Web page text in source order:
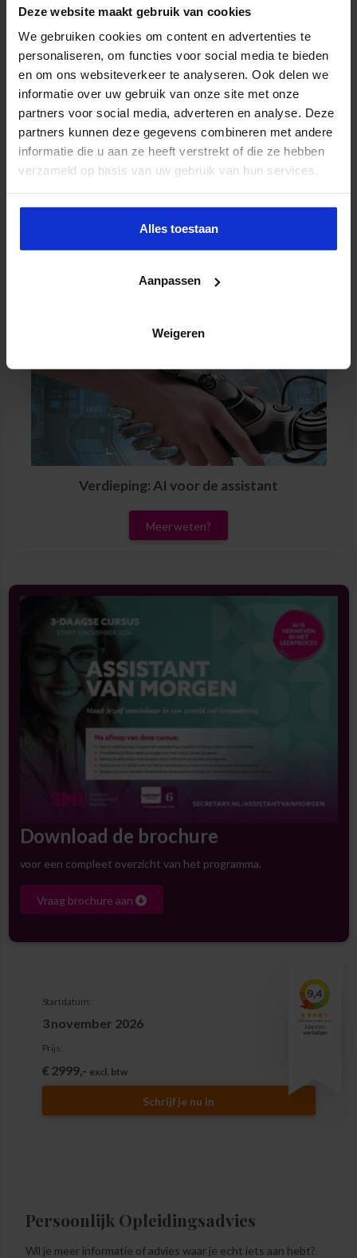
Deze website maakt gebruik van cookies
We gebruiken cookies om content en advertenties te
personaliseren, om functies voor social media te bieden
en om ons websiteverkeer te analyseren. Ook delen we
informatie over uw gebruik van onze site met onze
partners voor social media, adverteren en analyse. Deze
partners kunnen deze gegevens combineren met andere
informatie die u aan ze heeft verstrekt of die ze hebben
verzameld op basis van uw gebruik van hun services.
Alles toestaan
Aanpassen
Weigeren
AI voor de assistant
Meer weten?
assistant
Verdieping: AI voor de assistant
Meer weten?
Download de brochure
voor een compleet overzicht van het programma.
Vraag brochure aan
Startdatum:
3 november 2026
Prijs:
€ 2999,- excl. btw
Schrijf je nu in
Persoonlijk Opleidingsadvies
Wil je meer informatie of advies waar je echt iets aan hebt?